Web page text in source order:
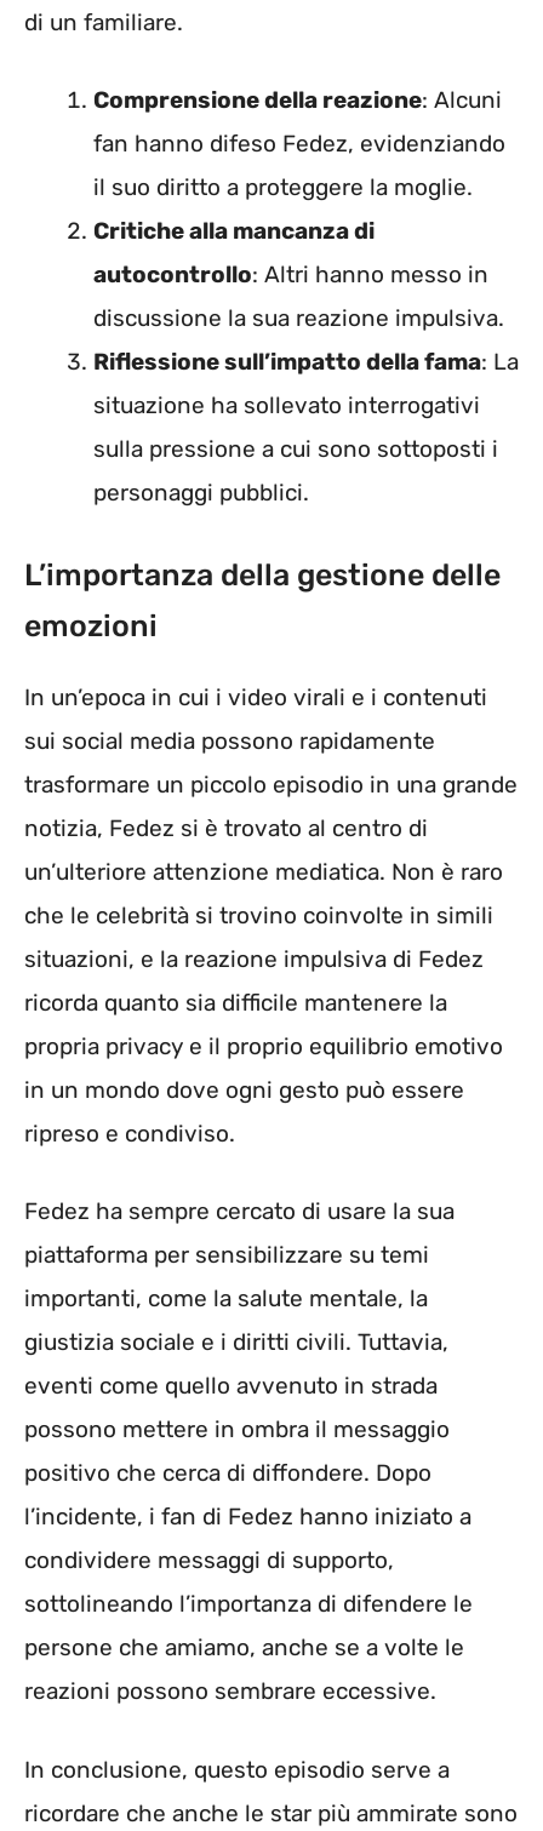
di un familiare.
Comprensione della reazione: Alcuni
fan hanno difeso Fedez, evidenziando
il suo diritto a proteggere la moglie.
Critiche alla mancanza di
autocontrollo: Altri hanno messo in
discussione la sua reazione impulsiva.
Riflessione sull’impatto della fama: La
situazione ha sollevato interrogativi
sulla pressione a cui sono sottoposti i
personaggi pubblici.
L’importanza della gestione delle
emozioni
In un’epoca in cui i video virali e i contenuti
sui social media possono rapidamente
trasformare un piccolo episodio in una grande
notizia, Fedez si è trovato al centro di
un’ulteriore attenzione mediatica. Non è raro
che le celebrità si trovino coinvolte in simili
situazioni, e la reazione impulsiva di Fedez
ricorda quanto sia difficile mantenere la
propria privacy e il proprio equilibrio emotivo
in un mondo dove ogni gesto può essere
ripreso e condiviso.
Fedez ha sempre cercato di usare la sua
piattaforma per sensibilizzare su temi
importanti, come la salute mentale, la
giustizia sociale e i diritti civili. Tuttavia,
eventi come quello avvenuto in strada
possono mettere in ombra il messaggio
positivo che cerca di diffondere. Dopo
l’incidente, i fan di Fedez hanno iniziato a
condividere messaggi di supporto,
sottolineando l’importanza di difendere le
persone che amiamo, anche se a volte le
reazioni possono sembrare eccessive.
In conclusione, questo episodio serve a
ricordare che anche le star più ammirate sono